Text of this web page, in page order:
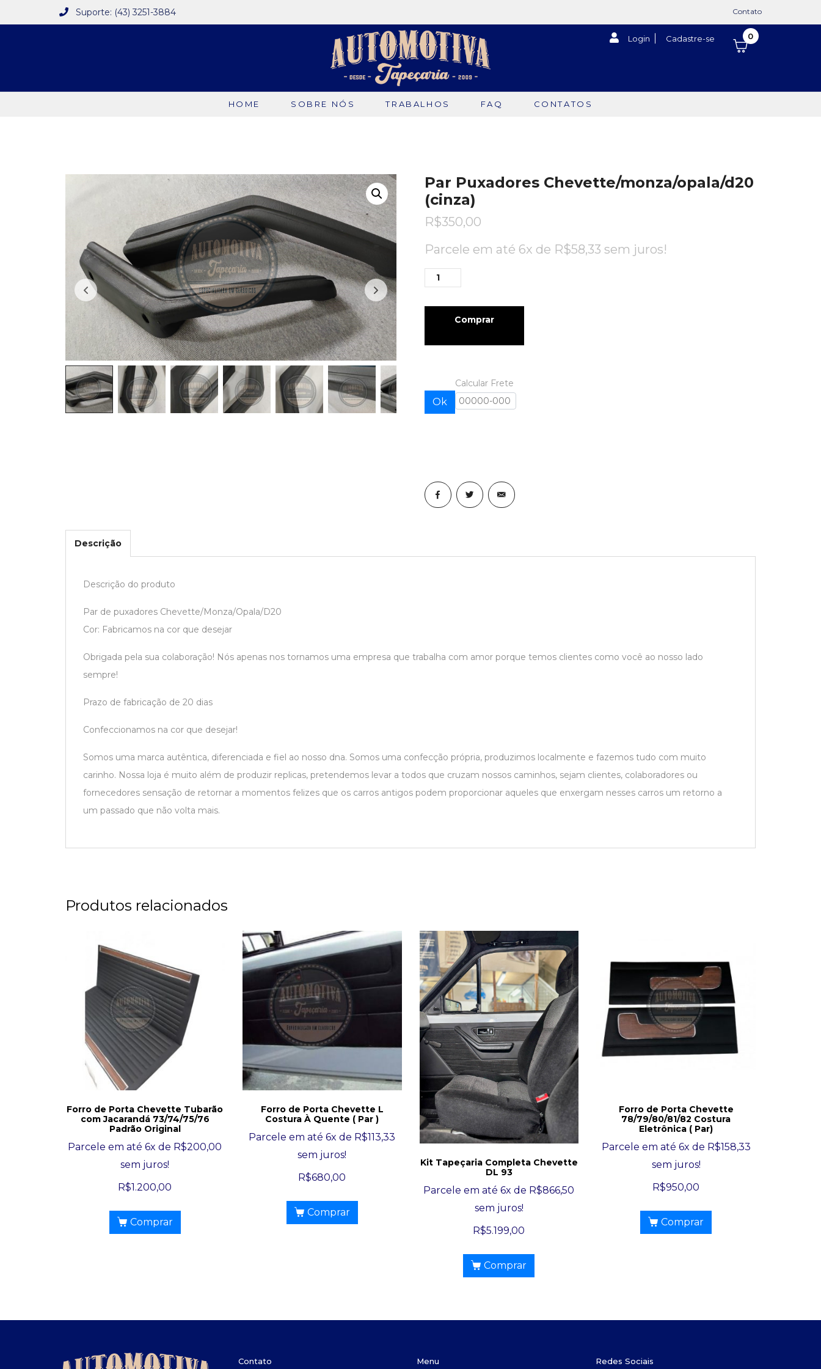
Suporte: (43) 3251-3884 Contato
Login Cadastre-se 0
HOME SOBRE NÓS TRABALHOS FAQ CONTATOS
Par Puxadores Chevette/monza/opala/d20
(cinza)
R$350,00
Parcele em até 6x de R$58,33 sem juros!
Comprar
Calcular Frete
Ok
Descrição
Descrição do produto
Par de puxadores Chevette/Monza/Opala/D20
Cor: Fabricamos na cor que desejar
Obrigada pela sua colaboração! Nós apenas nos tornamos uma empresa que trabalha com amor porque temos clientes como você ao nosso lado
sempre!
Prazo de fabricação de 20 dias
Confeccionamos na cor que desejar!
Somos uma marca autêntica, diferenciada e fiel ao nosso dna. Somos uma confecção própria, produzimos localmente e fazemos tudo com muito
carinho. Nossa loja é muito além de produzir replicas, pretendemos levar a todos que cruzam nossos caminhos, sejam clientes, colaboradores ou
fornecedores sensação de retornar a momentos felizes que os carros antigos podem proporcionar aqueles que enxergam nesses carros um retorno a
um passado que não volta mais.
Produtos relacionados
Forro de Porta Chevette Tubarão
com Jacarandá 73/74/75/76
Padrão Original
Parcele em até 6x de R$200,00
sem juros!
R$1.200,00
Comprar
Forro de Porta Chevette L
Costura À Quente ( Par )
Parcele em até 6x de R$113,33
sem juros!
R$680,00
Comprar
Kit Tapeçaria Completa Chevette
DL 93
Parcele em até 6x de R$866,50
sem juros!
R$5.199,00
Comprar
Forro de Porta Chevette
78/79/80/81/82 Costura
Eletrônica ( Par)
Parcele em até 6x de R$158,33
sem juros!
R$950,00
Comprar
Contato Menu Redes Sociais